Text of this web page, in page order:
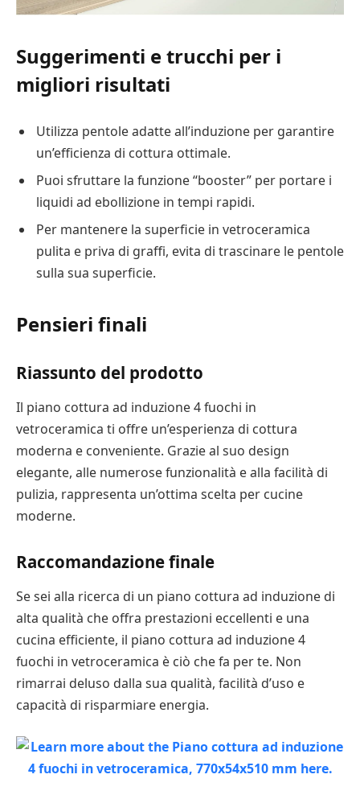
Suggerimenti e trucchi per i
migliori risultati
Utilizza pentole adatte all’induzione per garantire
un’efficienza di cottura ottimale.
Puoi sfruttare la funzione “booster” per portare i
liquidi ad ebollizione in tempi rapidi.
Per mantenere la superficie in vetroceramica
pulita e priva di graffi, evita di trascinare le pentole
sulla sua superficie.
Pensieri finali
Riassunto del prodotto
Il piano cottura ad induzione 4 fuochi in
vetroceramica ti offre un’esperienza di cottura
moderna e conveniente. Grazie al suo design
elegante, alle numerose funzionalità e alla facilità di
pulizia, rappresenta un’ottima scelta per cucine
moderne.
Raccomandazione finale
Se sei alla ricerca di un piano cottura ad induzione di
alta qualità che offra prestazioni eccellenti e una
cucina efficiente, il piano cottura ad induzione 4
fuochi in vetroceramica è ciò che fa per te. Non
rimarrai deluso dalla sua qualità, facilità d’uso e
capacità di risparmiare energia.